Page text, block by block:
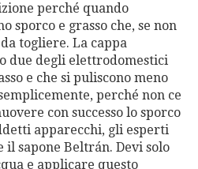
perché quando
sporco e grasso che, se non
togliere. La cappa
due degli elettrodomestici
e che si puliscono meno
perché non ce
con successo lo sporco
apparecchi, gli esperti
sapone Beltrán. Devi solo
e applicare questo